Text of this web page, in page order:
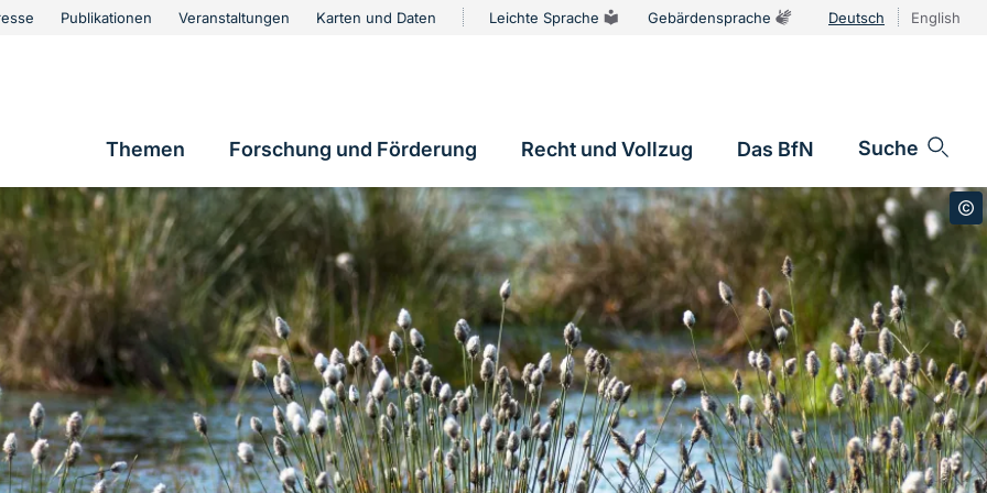
Publikationen Veranstaltungen Karten und Daten Leichte Sprache Gebärdensprache Deutsch English
Hauptnavigation
Themen Forschung und Förderung Recht und Vollzug Das BfN Suche